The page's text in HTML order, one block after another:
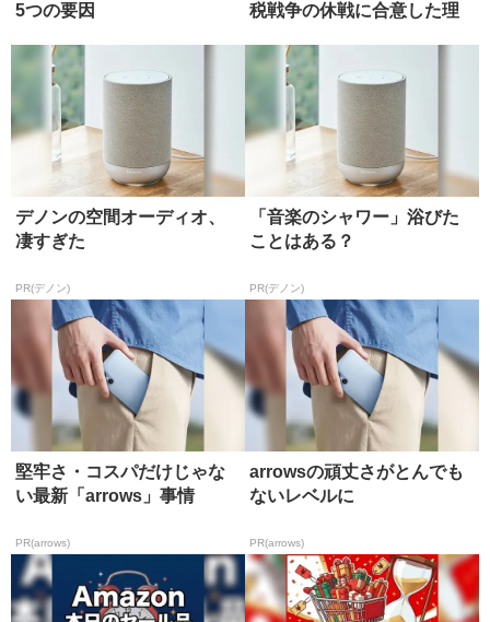
5つの要因
税戦争の休戦に合意した理
デノンの空間オーディオ、
凄すぎた
PR(デノン)
「音楽のシャワー」浴びた
ことはある？
PR(デノン)
堅牢さ・コスパだけじゃな
い最新「arrows」事情
PR(arrows)
arrowsの頑丈さがとんでも
ないレベルに
PR(arrows)